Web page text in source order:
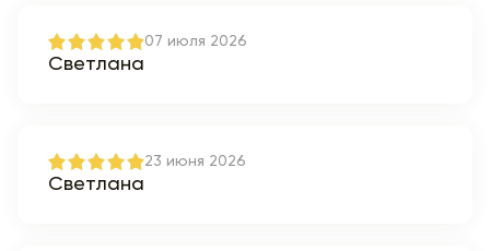
07 июля 2026
Светлана
23 июня 2026
Светлана